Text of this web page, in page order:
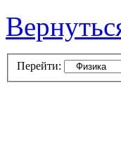
Перейти: